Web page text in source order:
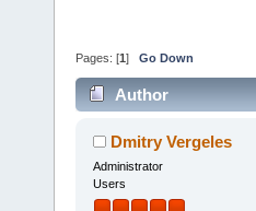
Pages: [1 ] Go Down
Author
Dmitry Vergeles
Administrator
Users